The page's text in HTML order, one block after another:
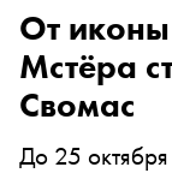
От
Мстёра
Свомас
До 25